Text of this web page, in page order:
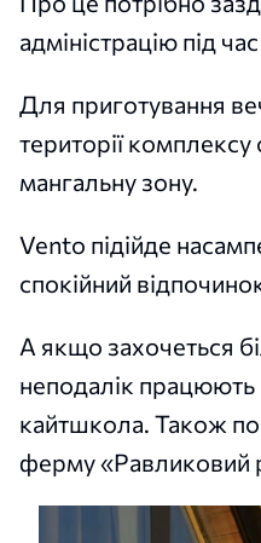
адміністрацію під
Для приготування
території
мангальну зону.
Vento підійде
спокійний
А якщо захочеться
неподалік працюють
кайтшкола. Також
ферму «Равликовий